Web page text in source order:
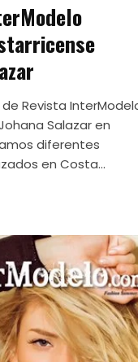
Revista
Salazar en
diferentes
en Costa...